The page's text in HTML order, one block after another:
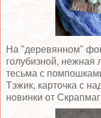
На "деревянном"
голубизной, нежная
тесьма с
Тэжик, карточка с
новинки от